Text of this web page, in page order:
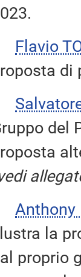
Flavio
di
del
Anthony
la
proprio